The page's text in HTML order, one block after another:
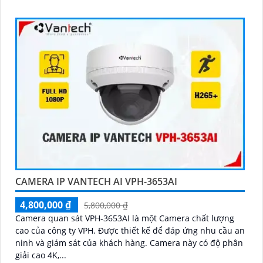
CAMERA IP VANTECH AI VPH-3653AI
4,800,000 ₫
5,800,000 ₫
Camera quan sát VPH-3653AI là một Camera chất lượng
cao của công ty VPH. Được thiết kế để đáp ứng nhu cầu an
ninh và giám sát của khách hàng. Camera này có độ phân
giải cao 4K,...